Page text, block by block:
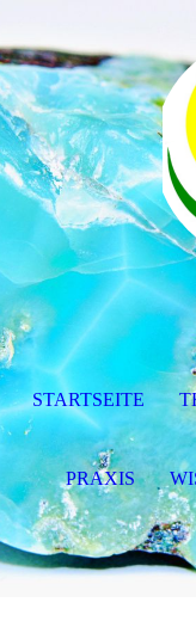
STARTSEITE
PRAXIS